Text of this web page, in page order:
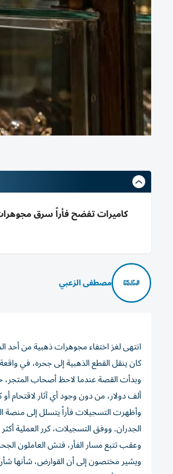
مصطفى الزعبي
انتهى لغز اختفاء مجوهرات ذهبية من أحد
كان ينقل القطع الذهبية إلى جحره، في
ألف دولار، من دون وجود أي آثار لاقتحام
وأظهرت التسجيلات فأراً يتسلل إلى منصة
الجدران. ووفق التسجيلات، كرر العملية
وعقب تتبع مسار الفأر، فتش العاملون
ويشير مختصون إلى أن القوارض، شأنها شأن